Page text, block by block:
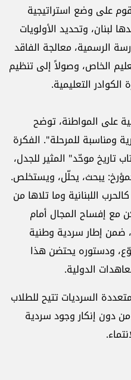
على وضع استراتيجية
لبنان، وتحديد الأولويات
الرسمية، معالجة الفاقد
الخاص، وصولاً إلى تنظيم
التعليمية.
على المواطنة، توضح
ومناسبة للمرحلة". الفكرة
تاريخ موحّد" المثير للجدل،
يبحث، يحلّل، ويستخلص.
اللبنانية وما تلاها من
مع إفساح المجال أمام
ضمن إطار سردية وطنية
ودستوره يحتضن هذا
الدولية.
السرديات تتيح للطلاب
دون إنكار وجود سردية